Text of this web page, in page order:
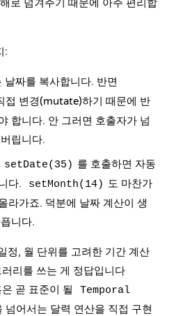
로 넘겨주기 때문에 아주 편리합
:
날짜를 복사합니다. 반면
접 변경(mutate)하기 때문에 반
합니다. 안 그러면 호출자가 넘
립니다.
setDate(35) 를 호출하면 자동
다.
setMonth(14) 도 마찬가
라가죠. 덕분에 날짜 계산이 생
니다.
정, 월 단위를 고려한 기간 계산
리를 쓰는 게 정답입니다
은 곧 표준이 될 Temporal
어서는 달력 연산을 직접 구현